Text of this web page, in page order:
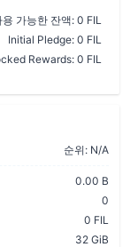
용 가능한 잔액: 0 FIL
Initial Pledge: 0 FIL
Rewards: 0 FIL
순위: N/A
0.00 B
0
0 FIL
32 GiB